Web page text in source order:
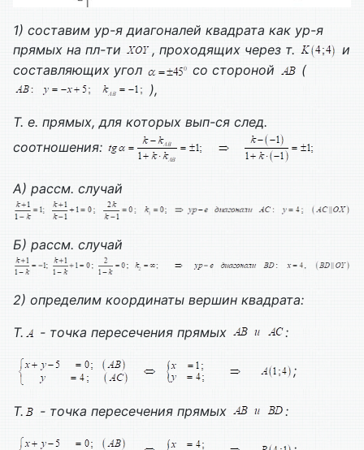
1) составим ур-я диагоналей квадрата как ур-я
прямых на пл-ти
, проходящих через т.
и
составляющих угол
со стороной
(
),
Т. е. прямых, для которых вып-ся след.
соотношения:
А) рассм. случай
Б) рассм. случай
2) определим координаты вершин квадрата:
Т.
- точка пересечения прямых :
;
Т. - точка пересечения прямых :